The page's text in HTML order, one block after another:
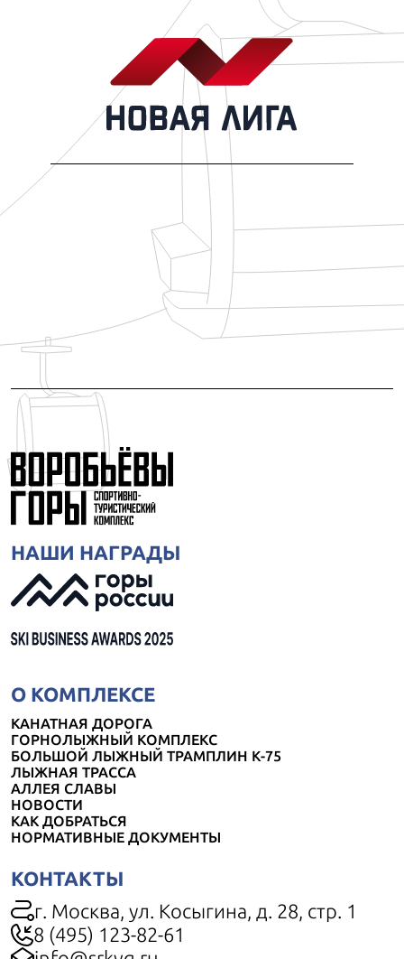
НАШИ НАГРАДЫ
О КОМПЛЕКСЕ
КАНАТНАЯ ДОРОГА
ГОРНОЛЫЖНЫЙ КОМПЛЕКС
БОЛЬШОЙ ЛЫЖНЫЙ ТРАМПЛИН К-75
ЛЫЖНАЯ ТРАССА
АЛЛЕЯ СЛАВЫ
НОВОСТИ
КАК ДОБРАТЬСЯ
НОРМАТИВНЫЕ ДОКУМЕНТЫ
КОНТАКТЫ
г. Москва, ул. Косыгина, д. 28, стр. 1
8 (495) 123-82-61